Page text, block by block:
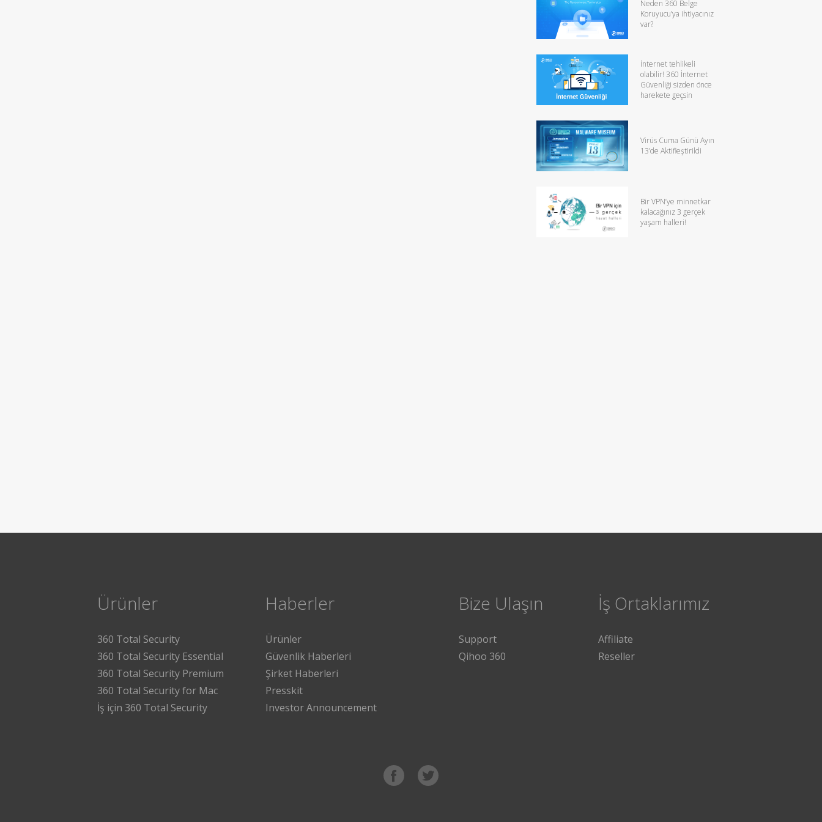
Neden 360 Belge
Koruyucu’ya ihtiyacınız
var?
İnternet tehlikeli
olabilir! 360 İnternet
Güvenliği sizden önce
harekete geçsin
Virüs Cuma Günü Ayın
13’de Aktifleştirildi
Bir VPN’ye minnetkar
kalacağınız 3 gerçek
yaşam halleri!
Ürünler
360 Total Security
360 Total Security Essential
360 Total Security Premium
360 Total Security for Mac
İş için 360 Total Security
Haberler
Ürünler
Güvenlik Haberleri
Şirket Haberleri
Presskit
Investor Announcement
Bize Ulaşın
Support
Qihoo 360
İş Ortaklarımız
Affiliate
Reseller